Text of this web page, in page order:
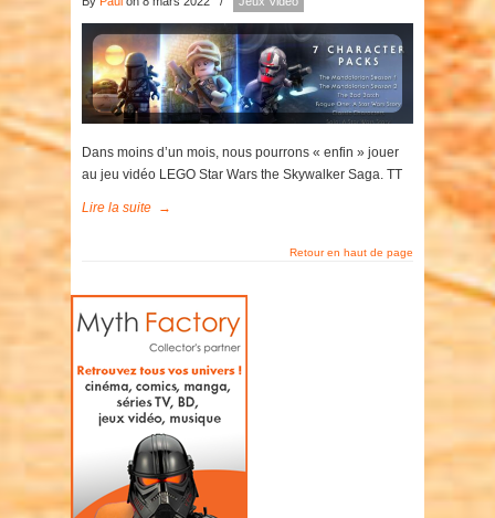
Dans moins d’un mois, nous pourrons « enfin » jouer
au jeu vidéo LEGO Star Wars the Skywalker Saga. TT
Lire la suite →
Retour en haut de page